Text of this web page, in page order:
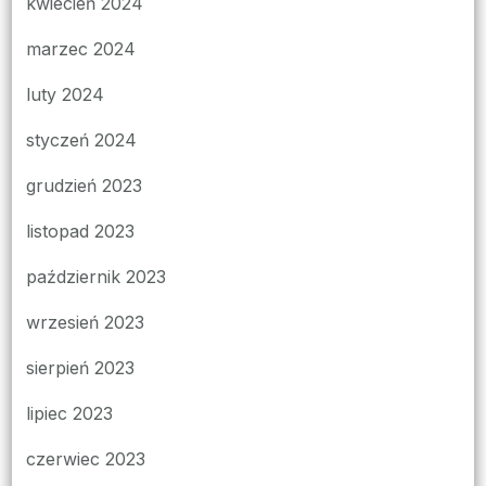
marzec 2024
luty 2024
styczeń 2024
grudzień 2023
listopad 2023
październik 2023
wrzesień 2023
sierpień 2023
lipiec 2023
czerwiec 2023